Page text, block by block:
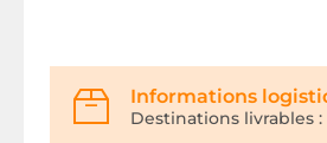
Informations
Destinations livrables :